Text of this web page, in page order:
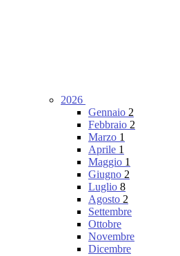
2026
Gennaio 2
Febbraio 2
Marzo 1
Aprile 1
Maggio 1
Giugno 2
Luglio 8
Agosto 2
Settembre
Ottobre
Novembre
Dicembre